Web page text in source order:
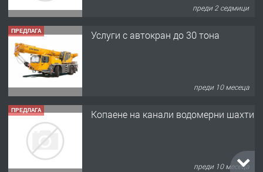
преди 2 седмици
ПРЕДЛАГА Услуги с автокран до 30 тона
преди 10 месеца
ПРЕДЛАГА Копаене на канали водомерни шахти
преди 10 месеца